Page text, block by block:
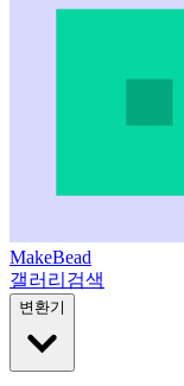
MakeBead
갤러리 검색
변환기